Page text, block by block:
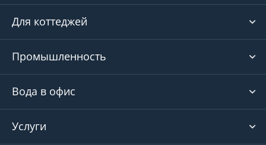
Для коттеджей
Промышленность
Вода в офис
Услуги